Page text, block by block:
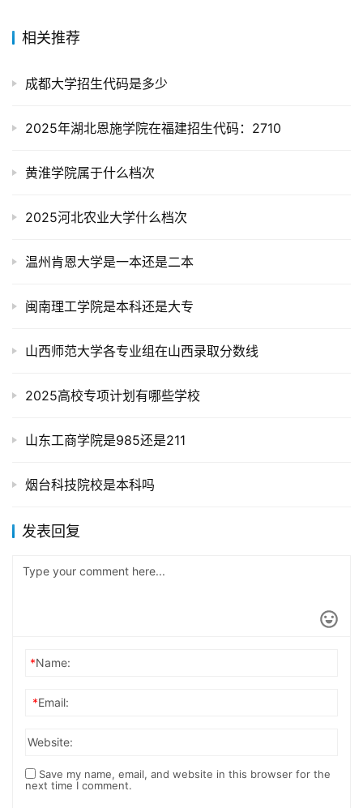
相关推荐
成都大学招生代码是多少
2025年湖北恩施学院在福建招生代码：2710
黄淮学院属于什么档次
2025河北农业大学什么档次
温州肯恩大学是一本还是二本
闽南理工学院是本科还是大专
山西师范大学各专业组在山西录取分数线
2025高校专项计划有哪些学校
山东工商学院是985还是211
烟台科技院校是本科吗
发表回复
*Name:
*Email:
Website:
Save my name, email, and website in this browser for the
next time I comment.